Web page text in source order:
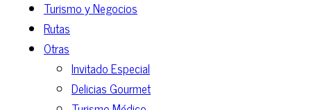
Turismo y Negocios
Rutas
Otras
Invitado Especial
Delicias Gourmet